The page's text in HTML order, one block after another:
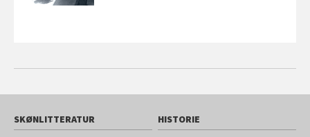
SKØNLITTERATUR
HISTORIE